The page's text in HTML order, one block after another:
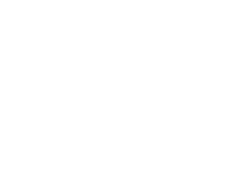
प्रिंटिंग आपकी पैकेजिंग को एक
हों या बाजार का परीक्षण कर रहे